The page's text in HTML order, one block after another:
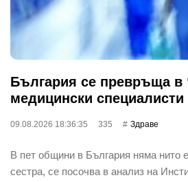
България се превръща в
медицински специалисти
09.08.2026 18:36:35 335 Здраве
В пет общини в България няма нито
сестра, се посочва в анализ на